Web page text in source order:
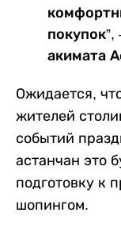
акимата
Ожидается,
жителей
событий
астанчан это
подготовку к
шопингом.